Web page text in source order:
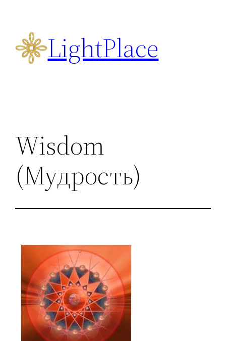
содержимомуLightPlace
Wisdom
(Мудрость)